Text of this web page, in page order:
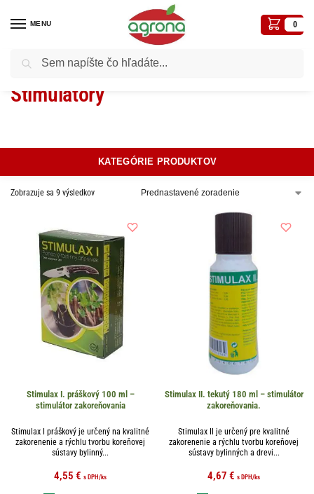
MENU 0
Domov Postreky-prípravky proti chorobám a škodcom
Stimulátory
KATEGÓRIE PRODUKTOV
Zobrazuje sa 9 výsledkov
Stimulax I. práškový 100 ml –
stimulátor zakoreňovania
Stimulax I práškový je určený na kvalitné
zakorenenie a rýchlu tvorbu koreňovej
sústavy bylinný...
4,55 € s DPH /ks
Stimulax II. tekutý 180 ml – stimulátor
zakoreňovania.
Stimulax II je určený pre kvalitné
zakorenenie a rýchlu tvorbu koreňovej
sústavy bylinných a drevi...
4,67 € s DPH /ks